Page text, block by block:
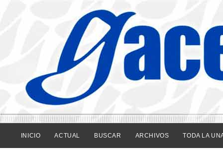
INICIO ACTUAL BUSCAR ARCHIVOS TODA LA